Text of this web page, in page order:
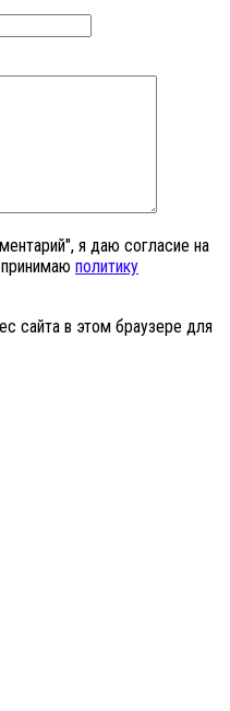
я даю согласие на
политику
сайта в этом браузере для